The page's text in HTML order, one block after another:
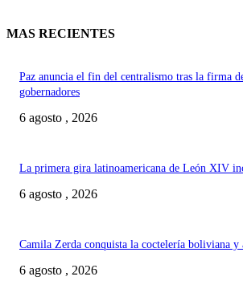
MAS RECIENTES
Paz anuncia el fin del centralismo tras la firma
gobernadores
6 agosto , 2026
La primera gira latinoamericana de León XIV
6 agosto , 2026
Camila Zerda conquista la coctelería boliviana
6 agosto , 2026